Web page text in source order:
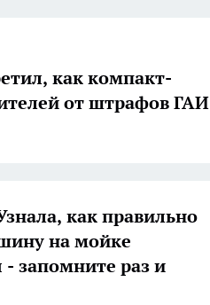
как компакт-
от штрафов ГАИ
как правильно
на мойке
запомните раз и